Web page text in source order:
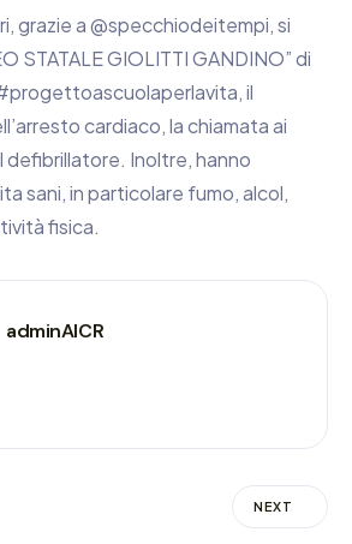
grazie a @specchiodeitempi, si
STATALE GIOLITTI GANDINO” di
il
cardiaco, la chiamata ai
defibrillatore. Inoltre, hanno
sani, in particolare fumo, alcol,
fisica.
adminAICR
NEXT